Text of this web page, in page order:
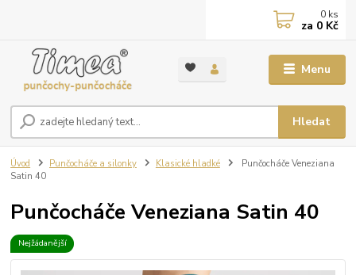
Menu
Hledat
0 ks
za 0 Kč
Úvod Punčocháče a silonky Klasické hladké
Punčocháče Veneziana
Satin 40
Punčocháče Veneziana Satin 40
Nejžádanější